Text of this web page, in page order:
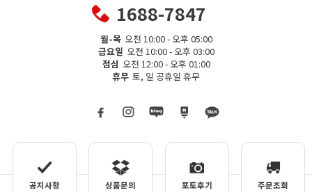
1688-7847
월-목 오전 10:00 - 오후 05:00
금요일 오전 10:00 - 오후 03:00
점심 오전 12:00 - 오후 01:00
휴무 토, 일 공휴일 휴무
공지사항 상품문의 포토후기 주문조회